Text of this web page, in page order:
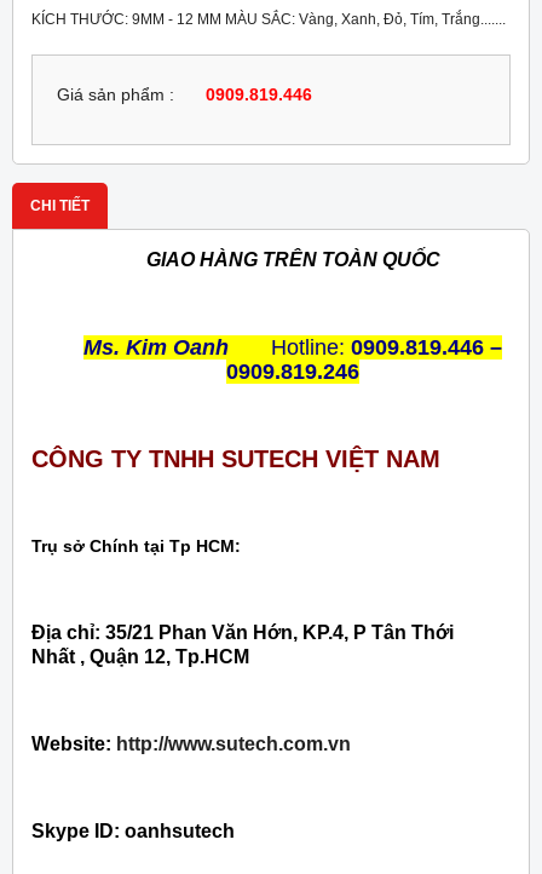
KÍCH THƯỚC: 9MM - 12 MM MÀU SẮC: Vàng, Xanh, Đỏ, Tím, Trắng.......
Giá sản phẩm : 0909.819.446
CHI TIẾT
GIAO HÀNG TRÊN TOÀN QUỐC
Ms. Kim Oanh Hotline: 0909.819.446 –
0909.819.246
CÔNG TY TNHH SUTECH VIỆT NAM
Trụ sở Chính tại Tp HCM:
Địa chỉ: 35/21 Phan Văn Hớn, KP.4, P Tân Thới
Nhất , Quận 12, Tp.HCM
Website: http://www.sutech.com.vn
Skype ID: oanhsutech